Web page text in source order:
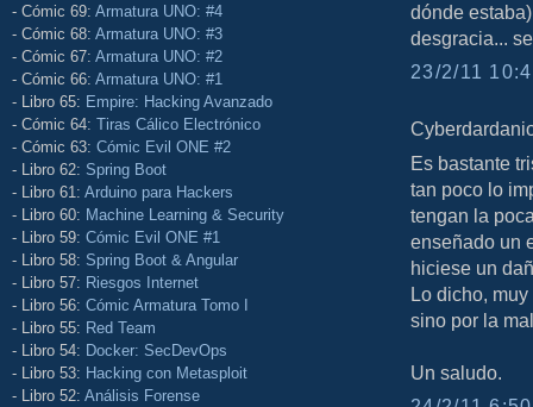
- Cómic 69: Armatura UNO: #4
- Cómic 68: Armatura UNO: #3
- Cómic 67: Armatura UNO: #2
- Cómic 66: Armatura UNO: #1
- Libro 65: Empire: Hacking Avanzado
- Cómic 64: Tiras Cálico Electrónico
- Cómic 63: Cómic Evil ONE #2
- Libro 62: Spring Boot
- Libro 61: Arduino para Hackers
- Libro 60: Machine Learning & Security
- Libro 59: Cómic Evil ONE #1
- Libro 58: Spring Boot & Angular
- Libro 57: Riesgos Internet
- Libro 56: Cómic Armatura Tomo I
- Libro 55: Red Team
- Libro 54: Docker: SecDevOps
- Libro 53: Hacking con Metasploit
- Libro 52: Análisis Forense
dónde
desgracia...
23/2/11
Es bastante
tan poco lo
tengan la
enseñado un
hiciese un
Lo dicho,
sino por la
Un saludo.